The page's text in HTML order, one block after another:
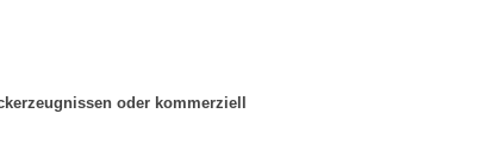
oder kommerziell